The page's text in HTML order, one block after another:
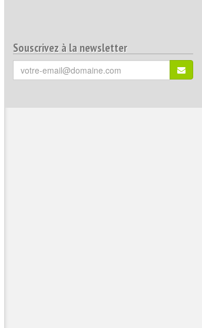
Souscrivez à la newsletter
Votre
email